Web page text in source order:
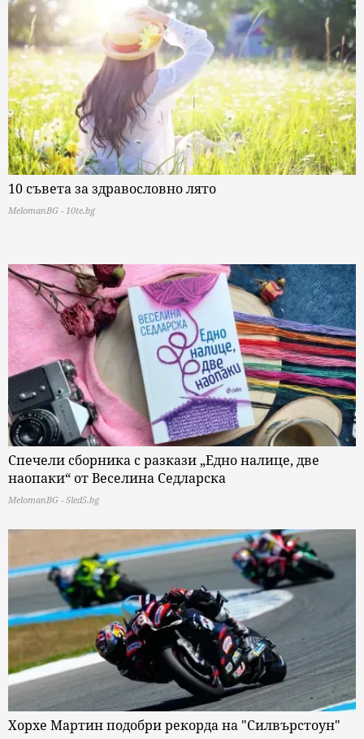
10 съвета за здравословно лято
MelomanBG - 10te.bg
Спечели сборника с разкази „Едно налице, две
наопаки“ от Веселина Седларска
MelomanBG - Sled5.bg
Хорхе Мартин подобри рекорда на "Силвърстоун"